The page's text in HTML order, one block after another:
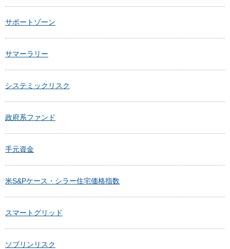
サポートゾーン
サマーラリー
システミックリスク
政府系ファンド
手元資金
米S&Pケース・シラー住宅価格指数
スマートグリッド
ソブリンリスク